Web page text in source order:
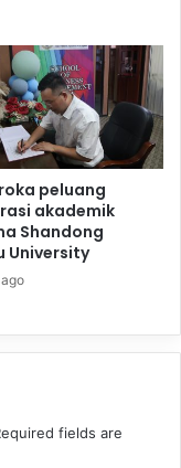
peluang
akademik
Shandong
University
fields are